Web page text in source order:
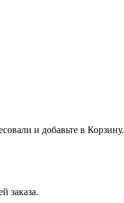
и добавьте в Корзину.
заказа.